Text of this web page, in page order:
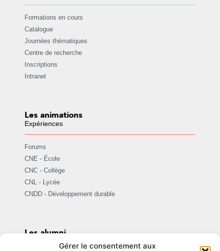
Gérer le consentement aux
Formations en cours
Catalogue
Journées thématiques
Centre de recherche
Inscriptions
Intranet
Les animations
Expériences
Forums
CNE - École
CNC - Collège
CNL - Lycée
CNDD - Développement durable
Les alumni
Assomption ensemble